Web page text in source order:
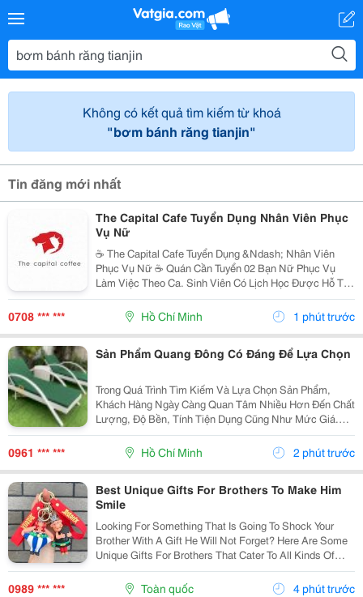
Không có kết quả tìm kiếm từ khoá
"bơm bánh răng tianjin"
Tin đăng mới nhất
The Capital Cafe Tuyển Dụng Nhân Viên Phục
Vụ Nữ
☕️ The Capital Cafe Tuyển Dụng &Ndash; Nhân Viên
Phục Vụ Nữ ☕️ Quán Cần Tuyển 02 Bạn Nữ Phục Vụ
Làm Việc Theo Ca. Sinh Viên Có Lịch Học Được Hỗ Trợ
Sắp Xếp Ca Linh Động. ✨ Yêu Cầu &Bull; Nữ, Tuổi Từ
18 &Ndash; 20 &Bull; Nhiệt Tình, Vui Vẻ, Hòa...
0708 *** *** Hồ Chí Minh 1 phút trước
Sản Phẩm Quang Đông Có Đáng Để Lựa Chọn
Trong Quá Trình Tìm Kiếm Và Lựa Chọn Sản Phẩm,
Khách Hàng Ngày Càng Quan Tâm Nhiều Hơn Đến Chất
Lượng, Độ Bền, Tính Tiện Dụng Cũng Như Mức Giá.
Thay Vì Chỉ Dựa Vào Quảng Cáo Hoặc Thông Tin Từ
Người Bán, Nhiều Người Có Xu Hướng Tìm Hiểu Thêm
Thông Tin...
0961 *** *** Hồ Chí Minh 2 phút trước
Best Unique Gifts For Brothers To Make Him
Smile
Looking For Something That Is Going To Shock Your
Brother With A Gift He Will Not Forget? Here Are Some
Unique Gifts For Brothers That Cater To All Kinds Of
Personalities And Interests. You Can Find Everything
From Fashionable Accessories And Fun...
0989 *** *** Toàn quốc 4 phút trước